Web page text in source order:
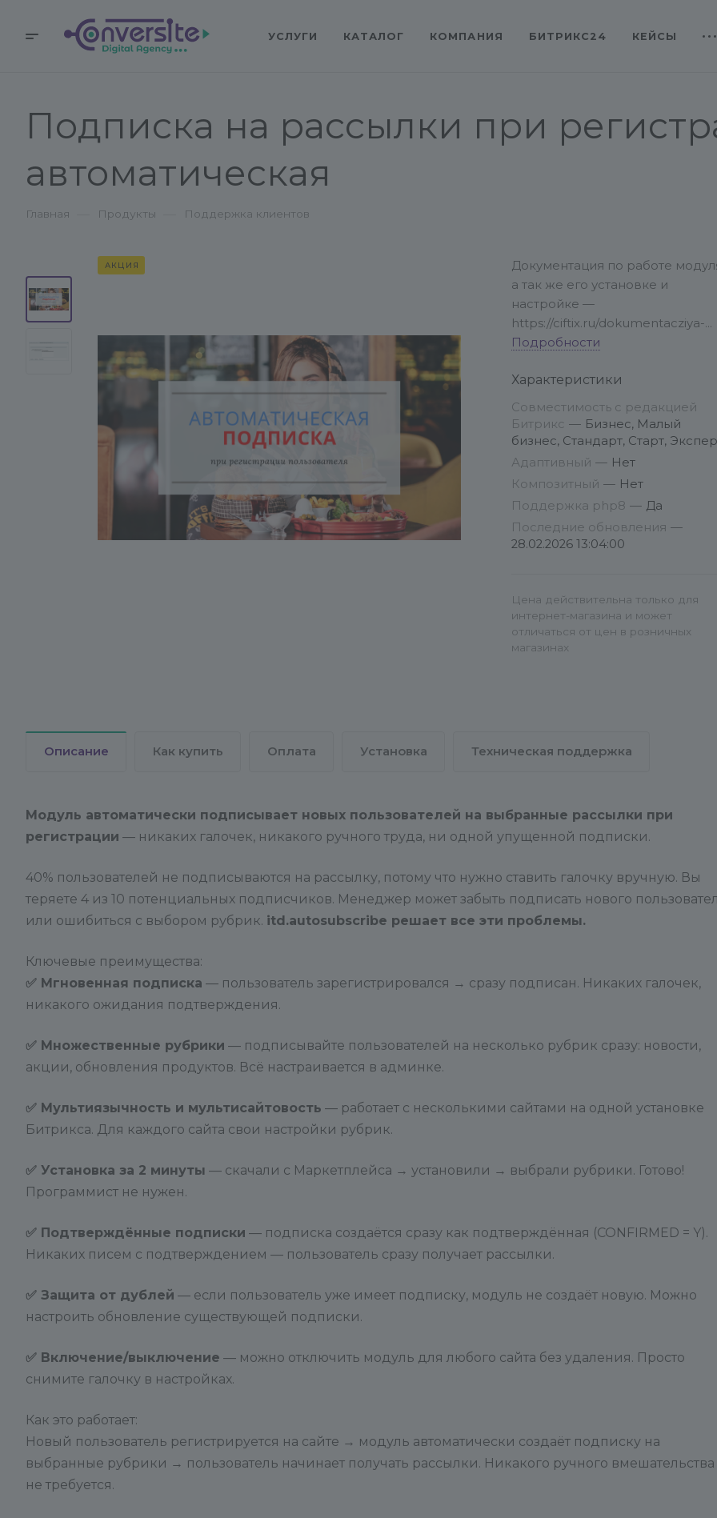
УСЛУГИ КАТАЛОГ КОМПАНИЯ БИТРИКС24 КЕЙСЫ
Подписка на рассылки при
автоматическая
Главная Продукты Поддержка клиентов
АКЦИЯ
Документация по работе
а так же его установке и
настройке —
https://ciftix.ru/dokumentacziya-
modulej-dlya-bitrix/course4/
Если возникли проблемы с
установкой или настройкой
модуля — пишите в
техподдержку, поможем!
https://ciftix.ru/support/ Создать
https://ciftix.ru/support/
Подробности
Характеристики
Совместимость с редакцией
Битрикс — Бизнес, Малый
бизнес, Стандарт, Старт,
Адаптивный — Нет
Композитный — Нет
Поддержка php8 — Да
Последние обновления —
28.02.2026 13:04:00
Цена действительна только для
интернет-магазина и может
отличаться от цен в розничных
магазинах
Описание Как купить Оплата Установка Техническая поддержка
Модуль автоматически подписывает новых пользователей на выбранные рассылки при
регистрации — никаких галочек, никакого ручного труда, ни одной упущенной подписки.
40% пользователей не подписываются на рассылку, потому что нужно ставить галочку вручную. Вы
теряете 4 из 10 потенциальных подписчиков. Менеджер может забыть подписать нового
или ошибиться с выбором рубрик. itd.autosubscribe решает все эти проблемы.
Ключевые преимущества:
✅ Мгновенная подписка — пользователь зарегистрировался → сразу подписан. Никаких галочек,
никакого ожидания подтверждения.
✅ Множественные рубрики — подписывайте пользователей на несколько рубрик сразу: новости,
акции, обновления продуктов. Всё настраивается в админке.
✅ Мультиязычность и мультисайтовость — работает с несколькими сайтами на одной установке
Битрикса. Для каждого сайта свои настройки рубрик.
✅ Установка за 2 минуты — скачали с Маркетплейса → установили → выбрали рубрики. Готово!
Программист не нужен.
✅ Подтверждённые подписки — подписка создаётся сразу как подтверждённая (CONFIRMED = Y).
Никаких писем с подтверждением — пользователь сразу получает рассылки.
✅ Защита от дублей — если пользователь уже имеет подписку, модуль не создаёт новую. Можно
настроить обновление существующей подписки.
✅ Включение/выключение — можно отключить модуль для любого сайта без удаления. Просто
снимите галочку в настройках.
Как это работает:
Новый пользователь регистрируется на сайте → модуль автоматически создаёт подписку на
выбранные рубрики → пользователь начинает получать рассылки. Никакого ручного вмешательства
не требуется.